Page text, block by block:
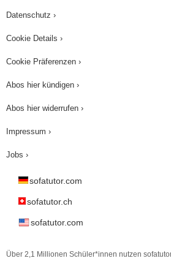
Datenschutz ›
Cookie Details ›
Cookie Präferenzen ›
Abos hier kündigen ›
Abos hier widerrufen ›
Impressum ›
Jobs ›
sofatutor.com
sofatutor.ch
sofatutor.com
Über 2,1 Millionen Schüler*innen nutzen